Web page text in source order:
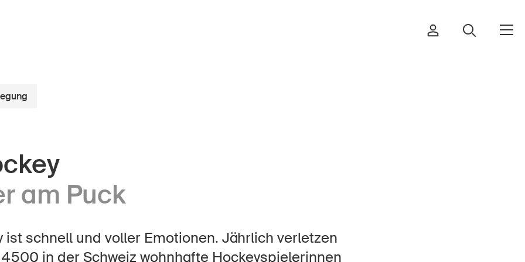
Schule
Kampagnen
Sicherheitsdelegierte & Gemeinden
am Puck
ist schnell und voller Emotionen. Jährlich verletzen
in der Schweiz wohnhafte Hockeyspielerinnen